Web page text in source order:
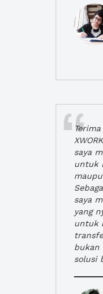
saya
untuk
saya
yang
untuk
bukan
solusi